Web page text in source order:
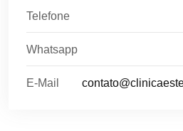
Telefone
Whatsapp
E-Mail